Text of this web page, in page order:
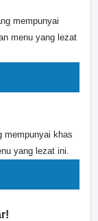
mempunyai
menu yang lezat
mempunyai khas
yang lezat ini.